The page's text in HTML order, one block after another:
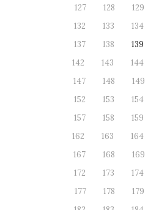
127
128 129
132
133 134
137
138 139
142
143 144
147
148 149
152
153 154
157
158 159
162
163 164
167
168 169
172
173 174
177
178 179